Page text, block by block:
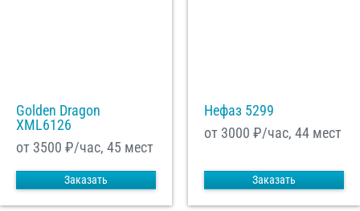
Golden Dragon
XML6126
от 3500 ₽/час, 45 мест
Заказать
Нефаз 5299
от 3000 ₽/час, 44 мест
Заказать